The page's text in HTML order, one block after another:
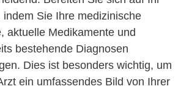
indem Sie Ihre medizinische
aktuelle Medikamente und
bestehende Diagnosen
Dies ist besonders wichtig, um
ein umfassendes Bild von Ihrer